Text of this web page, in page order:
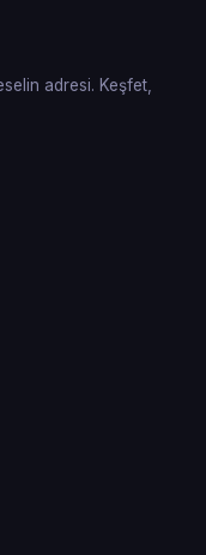
adresi. Keşfet,